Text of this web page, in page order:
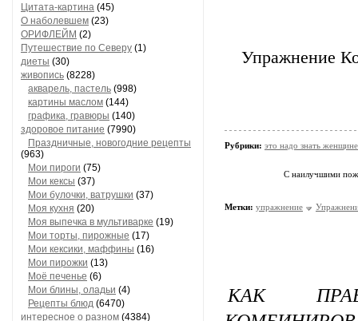
Цитата-картина (45)
О наболевшем (23)
ОРИФЛЕЙМ (2)
Путешествие по Северу (1)
диеты (30)
живопись (8228)
акварель, пастель (998)
картины маслом (144)
графика, гравюры (140)
здоровое питание (7990)
Праздничные, новогодние рецепты
(963)
Мои пироги (75)
Мои кексы (37)
Мои булочки, ватрушки (37)
Моя кухня (20)
Моя выпечка в мультиварке (19)
Мои торты, пирожные (17)
Мои кексики, маффины (16)
Мои пирожки (13)
Моё печенье (6)
Мои блины, оладьи (4)
Рецепты блюд (6470)
интересное о разном (4384)
Упражнение
Рубрики: это надо знать женщине
С наилучшими
Метки: упражнение
КАК